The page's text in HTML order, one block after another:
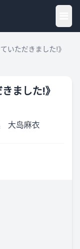
いただきました!》
ました!》
大岛麻衣